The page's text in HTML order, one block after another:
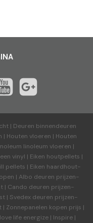
| Deuren binnendeuren
| Houten vloeren | Houten
linoleum vloeren |
vinyl | Eiken houtpellets |
pellets | Eiken haardhout-
| Albo deuren prijzen-
| Cando deuren prijzen-
| Svedex deuren prijzen-
| Zonnepanelen kopen prijs |
life energize | Inspire |